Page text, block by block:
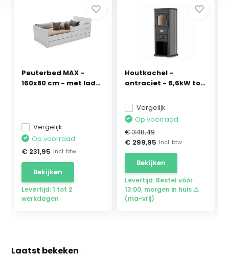
Peuterbed MAX -
160x80 cm - met lade
Vergelijk
Op voorraad
€ 231,95 Incl. btw
Bekijken
Levertijd: 1 tot 2
werkdagen
Houtkachel -
antraciet - 6,6kW tot
Vergelijk
Op voorraad
€ 348,49
€ 299,95 Incl. btw
Bekijken
Levertijd: Bestel vóór
13:00, morgen in huis ⚠
(ma-vrij)
Laatst bekeken